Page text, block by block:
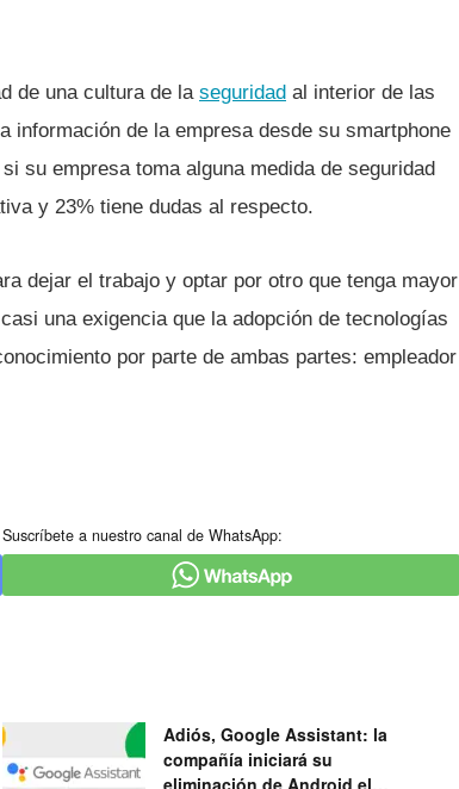
de una cultura de la seguridad al interior de las
información de la empresa desde su smartphone
su empresa toma alguna medida de seguridad
y 23% tiene dudas al respecto.
dejar el trabajo y optar por otro que tenga mayor
una exigencia que la adopción de tecnologí­as
por parte de ambas partes: empleador
Suscríbete a nuestro canal de WhatsApp:
Adiós, Google Assistant: la
compañía iniciará su
eliminación de Android el